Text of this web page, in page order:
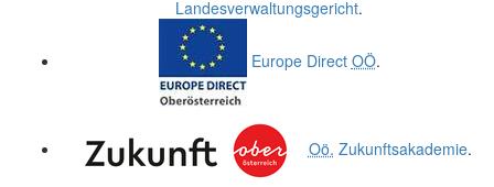
Landesverwaltungsgericht.
Europe Direct OÖ.
Oö. Zukunftsakademie.